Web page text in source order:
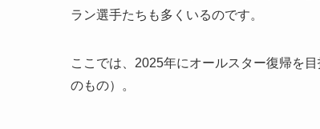
ラン選手たちも多くいるのです。
ここでは、2025年にオールスター復帰を
のもの）。